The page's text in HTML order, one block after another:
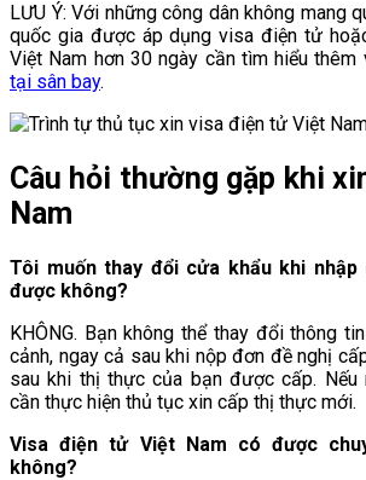
LƯU Ý: Với những công dân không mang
quốc gia được áp dụng visa điện tử
Việt Nam hơn 30 ngày cần tìm hiểu thêm
tại sân bay.
Câu hỏi thường gặp khi
Nam
Tôi muốn thay đổi cửa khẩu khi nhập
được không?
KHÔNG. Bạn không thể thay đổi thông
cảnh, ngay cả sau khi nộp đơn đề nghị
sau khi thị thực của bạn được cấp. Nếu
cần thực hiện thủ tục xin cấp thị thực mới.
Visa điện tử Việt Nam có được
không?